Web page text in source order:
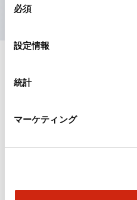
必須
設定情報
統計
マーケティング
ドキュメントとファイル
カタログ CAD
ARN形モノレバースイッ
2025/08/28.PDF1.20MB